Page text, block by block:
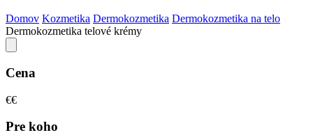
Domov Kozmetika Dermokozmetika Dermokozmetika na telo
Dermokozmetika telové krémy
Cena
€€
Pre koho